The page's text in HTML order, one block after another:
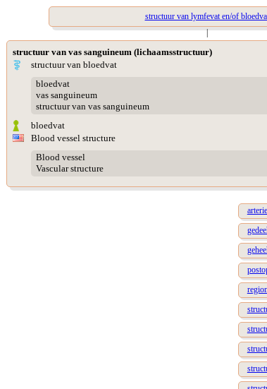
structuur van lymfevat en/of
|
structuur van vas sanguineum (lichaamsstructuur)
structuur van bloedvat
bloedvat
vas sanguineum
structuur van vas sanguineum
bloedvat
Blood vessel structure
Blood vessel
Vascular structure
arterie